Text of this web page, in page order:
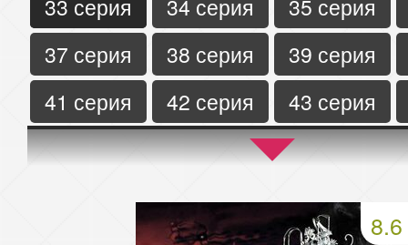
33 серия
34 серия
35 серия
37 серия
38 серия
39 серия
41 серия
42 серия
43 серия
45 серия
46 серия
47 серия
50 серия 51 серия
8.6